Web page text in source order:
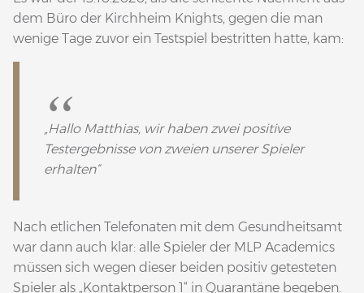
dem Büro der Kirchheim Knights, gegen die man
wenige Tage zuvor ein Testspiel bestritten hatte, kam:
„Hallo Matthias, wir haben zwei positive
Testergebnisse von zweien unserer Spieler
erhalten“
Nach etlichen Telefonaten mit dem Gesundheitsamt
war dann auch klar: alle Spieler der MLP Academics
müssen sich wegen dieser beiden positiv getesteten
Spieler als „Kontaktperson 1“ in Quarantäne begeben.